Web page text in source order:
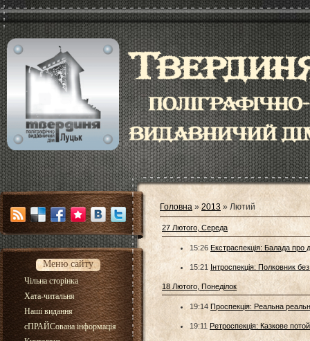
Меню сайту
Чільна сторінка
Хата-читальня
Наші видання
сПРАЙСована інформація
Головна » 2013 » Лютий
27 Лютого, Середа
15:26 Екстраспекція: Балада про
15:21 Інтроспекція: Полковник
18 Лютого, Понеділок
19:14 Проспекція: Реальна
19:11 Ретроспекція: Казкове